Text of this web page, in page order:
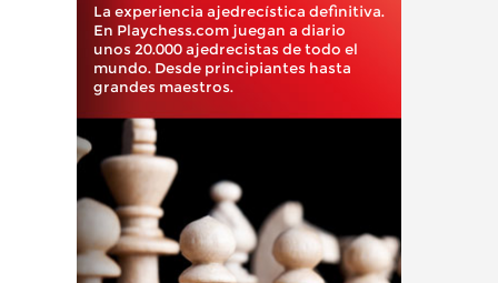
La experiencia ajedrecística definitiva.
En Playchess.com juegan a diario
unos 20.000 ajedrecistas de todo el
mundo. Desde principiantes hasta
grandes maestros.